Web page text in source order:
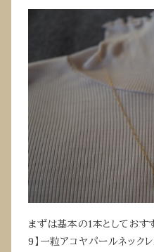
まずは基本の1本としておす
9】一粒アコヤパールネックレ